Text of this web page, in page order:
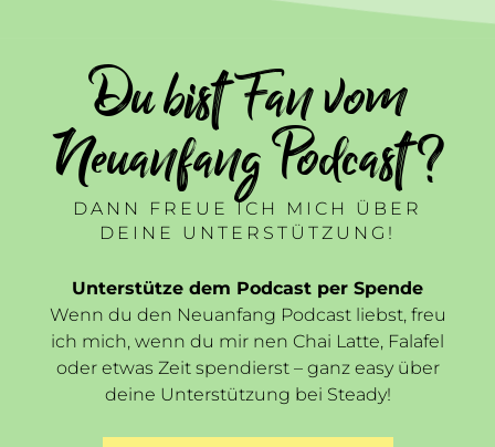
Du bist Fan vom
Neuanfang Podcast ?
DANN FREUE ICH MICH ÜBER
DEINE UNTERSTÜTZUNG!
Unterstütze dem Podcast per Spende
Wenn du den Neuanfang Podcast liebst, freu
ich mich, wenn du mir nen Chai Latte, Falafel
oder etwas Zeit spendierst – ganz easy über
deine Unterstützung bei Steady!